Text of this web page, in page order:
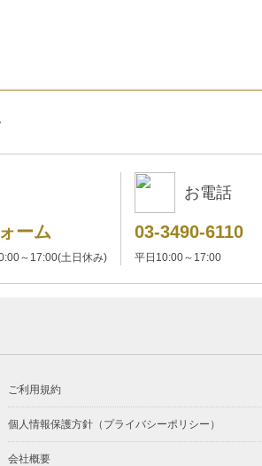
ーム
～17:00(土日休み)
お電話
03-3490-6110
平日10:00～17:00
ご利用規約
個人情報保護方針（プライバシーポリシー）
会社概要